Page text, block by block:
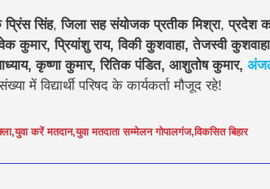
सिंह,जिला सह संयोजक प्रतीक मिश्रा,प्रदेश
प्रियांशु राय, विकी कुशवाहा, तेजस्वी
कृष्णा कुमार, रितिक पंडित, आशुतोष कुमार,
में विद्यार्थी परिषद के कार्यकर्ता मौजूद रहे!
,युवा करें मतदान,युवा मतदाता सम्मेलन गोपालगंज,विकसित बिहार